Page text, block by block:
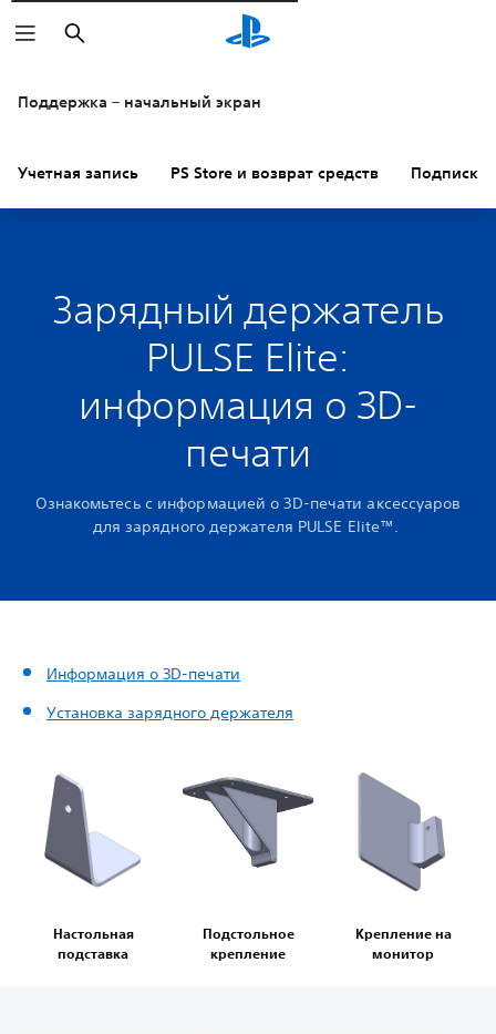
Поиск
Поддержка – начальный экран
Учетная запись PS Store и возврат средств Подписки
Зарядный держатель
PULSE Elite:
информация о 3D-
печати
Ознакомьтесь с информацией о 3D-печати аксессуаров
для зарядного держателя PULSE Elite™.
Информация о 3D-печати
Установка зарядного держателя
Настольная
подставка
Подстольное
крепление
Крепление на
монитор